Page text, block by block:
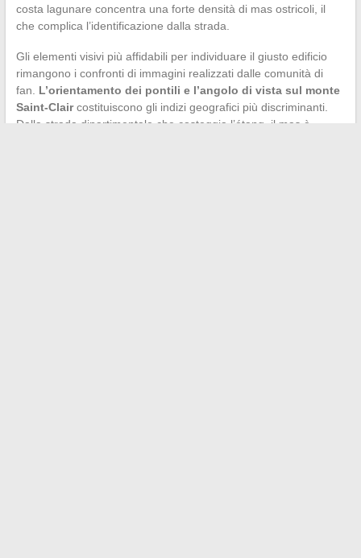
costa lagunare concentra una forte densità di mas ostricoli, il
che complica l’identificazione dalla strada.
Gli elementi visivi più affidabili per individuare il giusto edificio
rimangono i confronti di immagini realizzati dalle comunità di
fan. L’orientamento dei pontili e l’angolo di vista sul monte
Saint-Claircostituiscono gli indizi geografici più discriminanti.
Dalla strada dipartimentale che costeggia l’étang, il mas è